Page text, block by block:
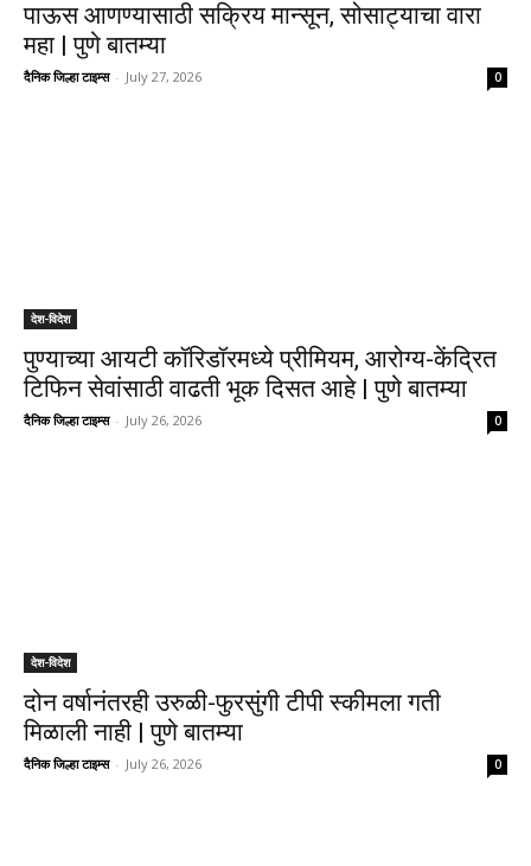
पाऊस आणण्यासाठी सक्रिय मान्सून, सोसाट्याचा वारा
महा | पुणे बातम्या
दैनिक जिल्हा टाइम्स - July 27, 2026 0
देश-विदेश
पुण्याच्या आयटी कॉरिडॉरमध्ये प्रीमियम, आरोग्य-केंद्रित
टिफिन सेवांसाठी वाढती भूक दिसत आहे | पुणे बातम्या
दैनिक जिल्हा टाइम्स - July 26, 2026 0
देश-विदेश
दोन वर्षानंतरही उरुळी-फुरसुंगी टीपी स्कीमला गती
मिळाली नाही | पुणे बातम्या
दैनिक जिल्हा टाइम्स - July 26, 2026 0